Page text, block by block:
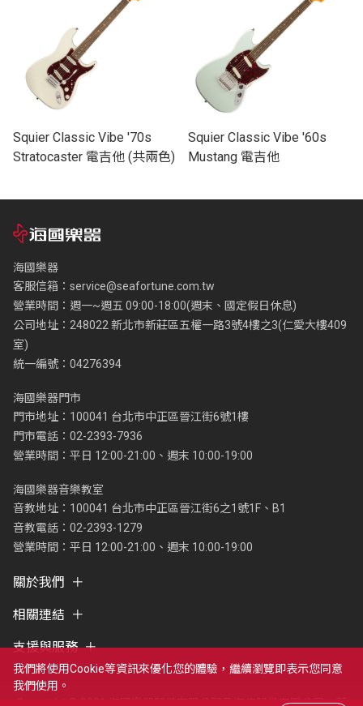
Squier Classic Vibe '70s
Stratocaster 電吉他 (共兩色)
Squier Classic Vibe '60s
Mustang 電吉他
海國樂器
客服信箱： service@seafortune.com.tw
營業時間：週一~週五 09:00-18:00(週末、國定假日休息)
公司地址：248022 新北市新莊區五權一路3號4樓之3(仁愛大樓409
室)
統一編號：04276394
海國樂器門市
門市地址：100041 台北市中正區晉江街6號1樓
門市電話：02-2393-7936
營業時間：平日 12:00-21:00、週末 10:00-19:00
海國樂器音樂教室
音教地址：100041 台北市中正區晉江街6之1號1F、B1
音教電話：02-2393-1279
營業時間：平日 12:00-21:00、週末 10:00-19:00
關於我們
相關連結
支援與服務
Copyright © 2021 海國樂器股份有限公司及海億股份有限公司，著
我們將使用cookie等資訊來優化您的體驗，繼續瀏覽即表示您同意
我們使用。